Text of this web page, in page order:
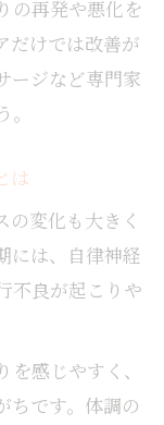
の再発や悪化を
だけでは改善が
ージなど専門家
は
の変化も大きく
には、自律神経
不良が起こりや
感じやすく、
ちです。体調の